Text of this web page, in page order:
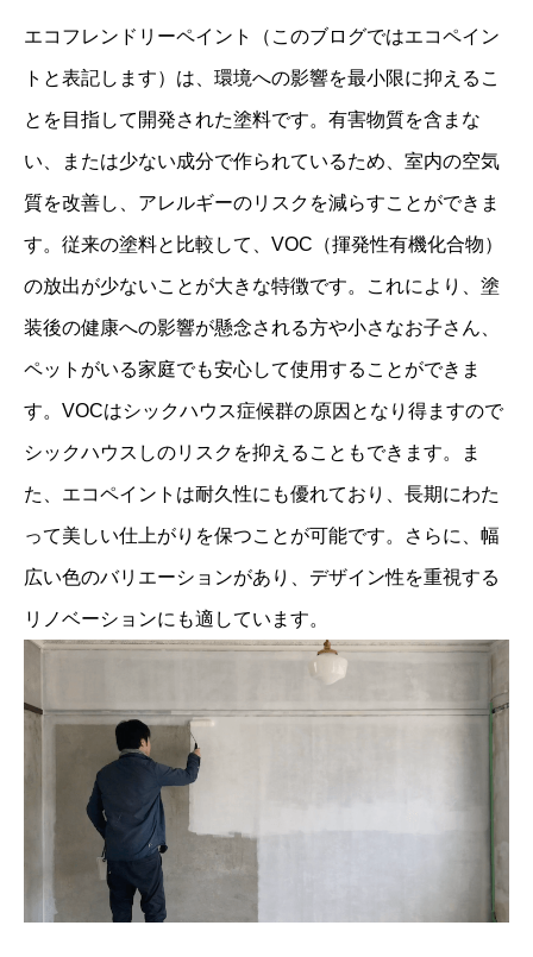
エコフレンドリーペイント（このブログではエコペイン
トと表記します）は、環境への影響を最小限に抑えるこ
とを目指して開発された塗料です。有害物質を含まな
い、または少ない成分で作られているため、室内の空気
質を改善し、アレルギーのリスクを減らすことができま
す。従来の塗料と比較して、VOC（揮発性有機化合物）
の放出が少ないことが大きな特徴です。これにより、塗
装後の健康への影響が懸念される方や小さなお子さん、
ペットがいる家庭でも安心して使用することができま
す。VOCはシックハウス症候群の原因となり得ますので
シックハウスしのリスクを抑えることもできます。ま
た、エコペイントは耐久性にも優れており、長期にわた
って美しい仕上がりを保つことが可能です。さらに、幅
広い色のバリエーションがあり、デザイン性を重視する
リノベーションにも適しています。